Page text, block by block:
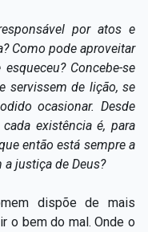
por atos e
Como pode aproveitar
Concebe-se
servissem de lição, se
ocasionar. Desde
existência é, para
então está sempre a
justiça de Deus?
dispõe de mais
o bem do mal. Onde o